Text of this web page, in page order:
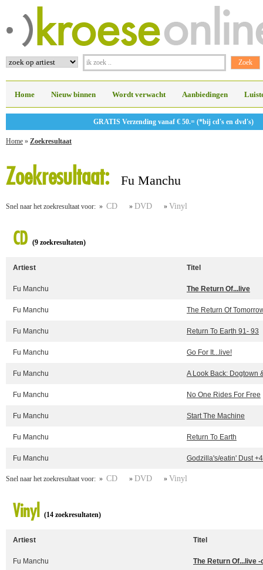
Home Nieuw binnen Wordt verwacht Aanbiedingen
GRATIS Verzending vanaf € 50.= (*bij cd's en dvd's)
Home » Zoekresultaat
Zoekresultaat: Fu Manchu
Snel naar het zoekresultaat voor: » CD » DVD » Vinyl
CD (9 zoekresultaten)
Artiest Titel
Fu Manchu The Return Of...live
Fu Manchu The Return Of
Fu Manchu Return To Earth 91- 93
Fu Manchu Go For It...live!
Fu Manchu A Look Back: Dogtown
Fu Manchu No One Rides For Free
Fu Manchu Start The Machine
Fu Manchu Return To Earth
Fu Manchu Godzilla's/eatin' Dust +4
Snel naar het zoekresultaat voor: » CD » DVD » Vinyl
Vinyl (14 zoekresultaten)
Artiest Titel
Fu Manchu The Return Of...live